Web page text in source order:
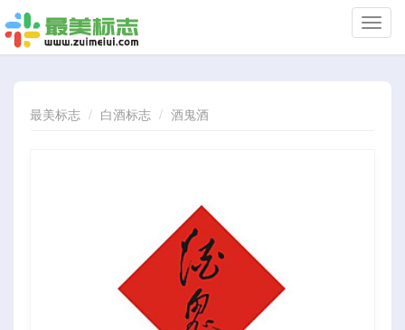
切
换
最美标志
白酒标志 酒鬼酒